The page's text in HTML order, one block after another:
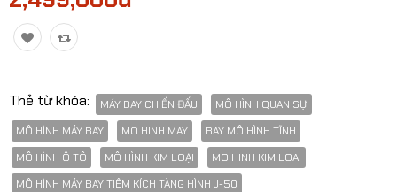
Mô hình nhân vật
Xem thêm danh mục
So sánh Yêu thích(0)
Thẻ từ khóa: MÁY BAY CHIẾN ĐẤU
MÔ HÌNH QUAN SỰ
MÔ HÌNH MÁY BAY
MO HINH MAY
BAY MÔ HÌNH TĨNH
MÔ HÌNH Ô TÔ
MÔ HÌNH KIM LOẠI
MO HINH KIM LOAI
MÔ HÌNH MÁY BAY TIÊM KÍCH TÀNG HÌNH J-50